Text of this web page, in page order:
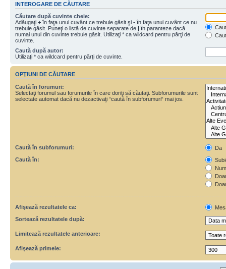
INTEROGARE DE CĂUTARE
Căutare după cuvinte cheie:
Adăugaţi + în faţa unui cuvânt ce trebuie găsit şi - în faţa unui cuvânt ce nu
trebuie găsit. Puneţi o listă de cuvinte separate de | în paranteze dacă
numai unul din cuvinte trebuie găsit. Utilizaţi * ca wildcard pentru părţi de
cuvinte.
Caută după autor:
Utilizaţi * ca wildcard pentru părţi de cuvinte.
OPŢIUNI DE CĂUTARE
Caută în forumuri:
Selectaţi forumul sau forumurile în care doriţi să căutaţi. Subforumurile sunt
selectate automat dacă nu dezactivaţi “caută în subforumuri“ mai jos.
Caută în subforumuri:
Da
Caută în:
Afişează rezultatele ca:
Sortează rezultatele după:
Limitează rezultatele anterioare:
Afişează primele: